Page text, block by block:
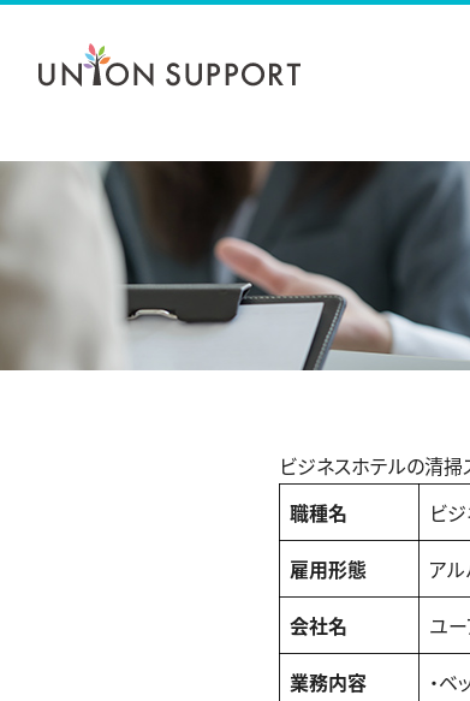
content
ホーム
事業内容
人材募集職種
お問い合わせ
ビジネスホテルの清掃
職種名
ビ
雇用形態
アル
会社名
ユ
業務内容
・ベ